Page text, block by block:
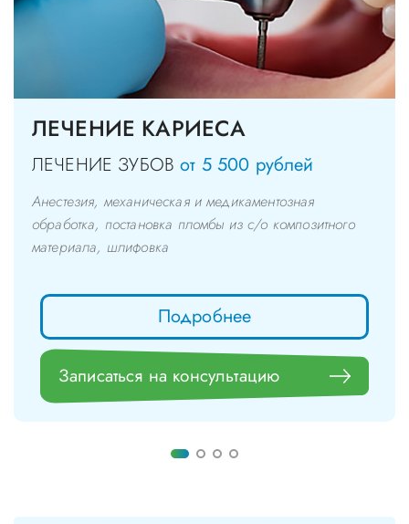
ЛЕЧЕНИЕ КАРИЕСА
ЛЕЧЕНИЕ ЗУБОВот 5 500 рублей
Анестезия, механическая и медикаментозная
обработка, постановка пломбы из с/о композитного
материала, шлифовка
Подробнее
Записаться на консультацию